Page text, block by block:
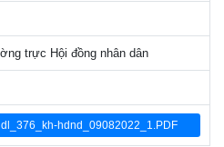
trực Hội đồng nhân dân
dl_376_kh-hdnd_09082022_1.PDF